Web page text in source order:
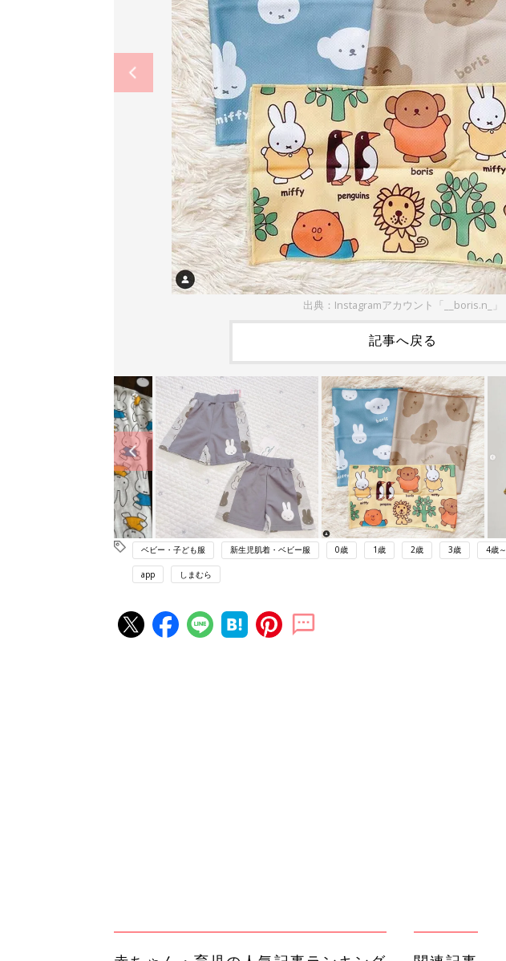
出典：Instagramアカウント「__boris.n_」
記事へ戻る
ベビー・子ども服 新生児肌着・ベビー服 0歳 1歳 2歳 3歳 4歳～
app しまむら